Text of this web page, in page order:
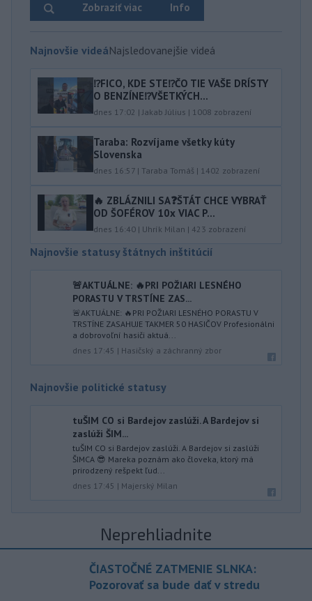
Info
Zobraziť viac
Najnovšie videáNajsledovanejšie videá
⁉️FICO, KDE STE⁉️ČO TIE VAŠE DRÍSTY
O BENZÍNE⁉️VŠETKÝCH...
dnes 17:02 |Jakab Július | 1008 zobrazení
Taraba: Rozvíjame všetky kúty
Slovenska
dnes 16:57 | Taraba Tomáš | 1402 zobrazení
🔥 ZBLÁZNILI SA❓️ŠTÁT CHCE VYBRAŤ
OD ŠOFÉROV 10x VIAC P...
dnes 16:40 | Uhrík Milan | 423 zobrazení
Najnovšie statusy štátnych inštitúcií
🚨AKTUÁLNE: 🔥PRI POŽIARI LESNÉHO
PORASTU V TRSTÍNE ZAS...
🚨AKTUÁLNE: 🔥PRI POŽIARI LESNÉHO PORASTU V
TRSTÍNE ZASAHUJE TAKMER 50 HASIČOV Profesionálni
a dobrovoľní hasiči aktuá...
dnes 17:45 | Hasičský a záchranný zbor
Najnovšie politické statusy
tuŠIM CO si Bardejov zaslúži. A Bardejov si
zaslúži ŠIM...
tuŠIM CO si Bardejov zaslúži. A Bardejov si zaslúži
ŠIMCA 😎 Mareka poznám ako človeka, ktorý má
prirodzený rešpekt ľud...
dnes 17:45 | Majerský Milan
Neprehliadnite
ČIASTOČNÉ ZATMENIE SLNKA:
Pozorovať sa bude dať v stredu